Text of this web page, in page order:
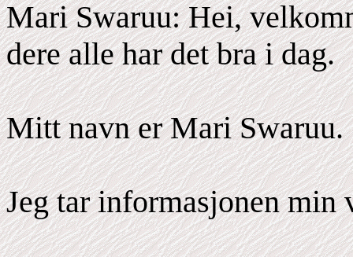
Mari Swaruu: Hei,
dere alle har det bra i dag.
Mitt navn er Mari Swaruu.
Jeg tar informasjonen min